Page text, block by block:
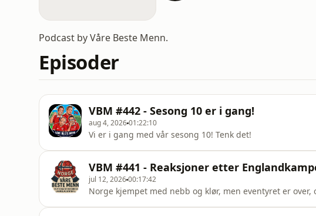
Podcast by Våre Beste Menn.
Episoder
VBM #442 - Sesong 10 er i gang!
aug 4, 202601:22:10
Vi er i gang med vår sesong 10! Tenk det!
VBM #441 - Reaksjoner etter
jul 12, 202600:17:42
Norge kjempet med nebb og klør, men eventyret er over,